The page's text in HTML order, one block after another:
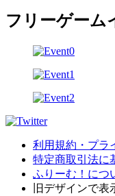
フリーゲーム
利用規約・プラ
特定商取引法に
ふりーむ！につ
旧デザインで表